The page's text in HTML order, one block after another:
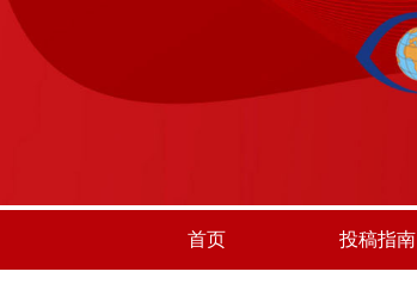
首页 投稿指南